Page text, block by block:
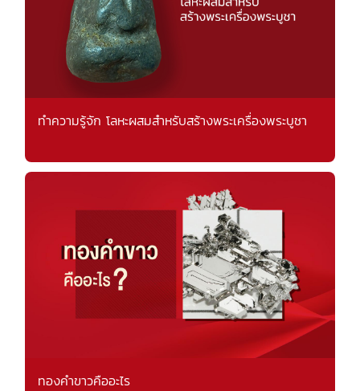
ทำความรู้จัก โลหะผสมสำหรับสร้างพระเครื่องพระบูชา
ทองคำขาวคืออะไร